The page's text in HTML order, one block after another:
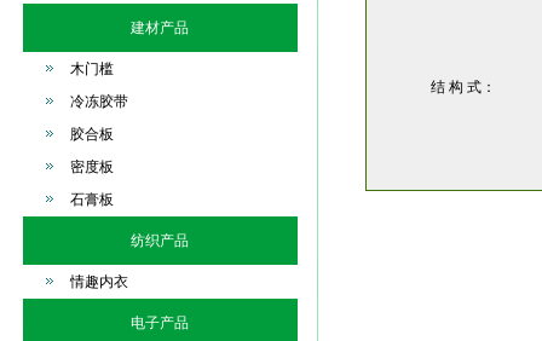
建材产品
木门槛
冷冻胶带
胶合板
密度板
石膏板
纺织产品
情趣内衣
电子产品
结 构 式：